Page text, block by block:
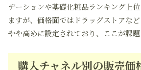
デーションや基礎化粧品ランキング上
ますが、価格面ではドラッグストアな
やや高めに設定されており、ここが課題
購入チャネル別の販売価